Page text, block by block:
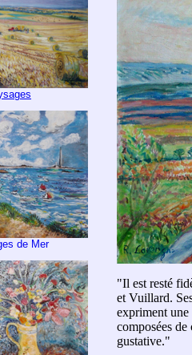
de Mer
"Il est resté
et Vuillard.
expriment une
composées
gustative."